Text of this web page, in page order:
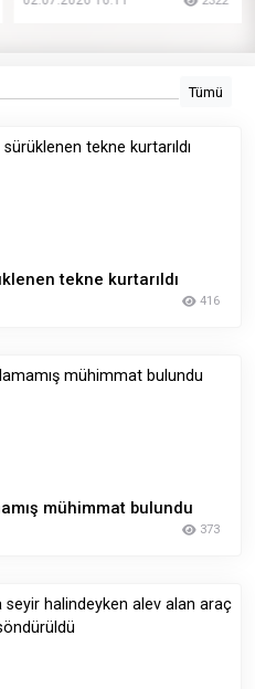
Tümü
tekne kurtarıldı
416
mühimmat bulundu
373